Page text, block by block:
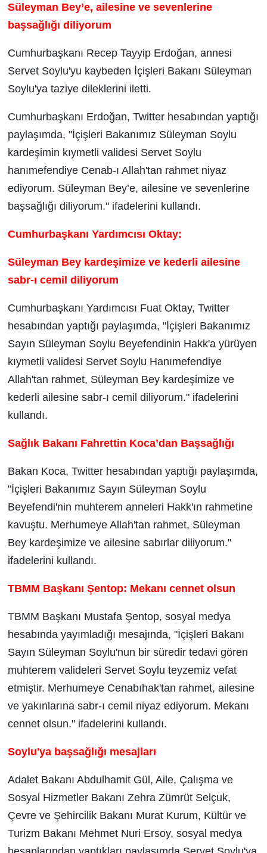
Süleyman Bey’e, ailesine ve sevenlerine
başsağlığı diliyorum
Cumhurbaşkanı Recep Tayyip Erdoğan, annesi
Servet Soylu'yu kaybeden İçişleri Bakanı Süleyman
Soylu'ya taziye dileklerini iletti.
Cumhurbaşkanı Erdoğan, Twitter hesabından yaptığı
paylaşımda, "İçişleri Bakanımız Süleyman Soylu
kardeşimin kıymetli validesi Servet Soylu
hanımefendiye Cenab-ı Allah'tan rahmet niyaz
ediyorum. Süleyman Bey’e, ailesine ve sevenlerine
başsağlığı diliyorum." ifadelerini kullandı.
Cumhurbaşkanı Yardımcısı Oktay:
Süleyman Bey kardeşimize ve kederli ailesine
sabr-ı cemil diliyorum
Cumhurbaşkanı Yardımcısı Fuat Oktay, Twitter
hesabından yaptığı paylaşımda, "İçişleri Bakanımız
Sayın Süleyman Soylu Beyefendinin Hakk'a yürüyen
kıymetli validesi Servet Soylu Hanımefendiye
Allah'tan rahmet, Süleyman Bey kardeşimize ve
kederli ailesine sabr-ı cemil diliyorum." ifadelerini
kullandı.
Sağlık Bakanı Fahrettin Koca’dan Başsağlığı
Bakan Koca, Twitter hesabından yaptığı paylaşımda,
"İçişleri Bakanımız Sayın Süleyman Soylu
Beyefendi'nin muhterem anneleri Hakk'ın rahmetine
kavuştu. Merhumeye Allah'tan rahmet, Süleyman
Bey kardeşimize ve ailesine sabırlar diliyorum."
ifadelerini kullandı.
TBMM Başkanı Şentop: Mekanı cennet olsun
TBMM Başkanı Mustafa Şentop, sosyal medya
hesabında yayımladığı mesajında, "İçişleri Bakanı
Sayın Süleyman Soylu'nun bir süredir tedavi gören
muhterem valideleri Servet Soylu teyzemiz vefat
etmiştir. Merhumeye Cenabıhak'tan rahmet, ailesine
ve yakınlarına sabr-ı cemil niyaz ediyorum. Mekanı
cennet olsun." ifadelerini kullandı.
Soylu'ya başsağlığı mesajları
Adalet Bakanı Abdulhamit Gül, Aile, Çalışma ve
Sosyal Hizmetler Bakanı Zehra Zümrüt Selçuk,
Çevre ve Şehircilik Bakanı Murat Kurum, Kültür ve
Turizm Bakanı Mehmet Nuri Ersoy, sosyal medya